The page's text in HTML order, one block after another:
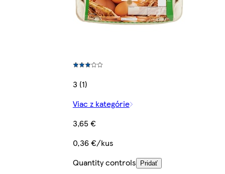
3 (1)
Viac z kategórie
3,65 €
0,36 €/kus
Quantity controls
Pridať